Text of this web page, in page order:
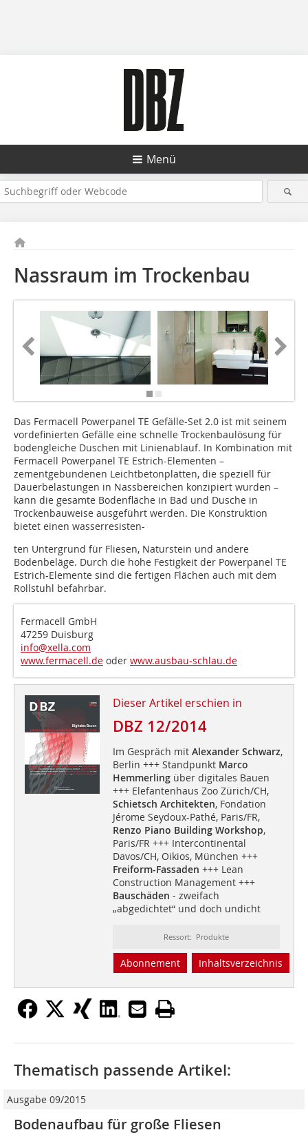
Menü
Nassraum im Trockenbau
Das Fermacell Powerpanel TE Gefälle-Set 2.0 ist mit seinem
vordefinierten Gefälle eine schnelle Trockenbaulösung für
bodengleiche Duschen mit Linienablauf. In Kombination mit
Fermacell Powerpanel TE Estrich-Elementen –
zementgebundenen Leichtbetonplatten, die speziell für
Dauerbelastungen in Nassbereichen konzipiert wurden –
kann die gesamte Bodenfläche in Bad und Dusche in
Trockenbauweise ausgeführt werden. Die Konstruktion
bietet einen wasserresisten-
ten Untergrund für Fliesen, Naturstein und andere
Bodenbeläge. Durch die hohe Festigkeit der Powerpanel TE
Estrich-Elemente sind die fertigen Flächen auch mit dem
Rollstuhl befahrbar.
Fermacell GmbH
47259 Duisburg
info@xella.com
www.fermacell.de oder www.ausbau-schlau.de
Dieser Artikel erschien in
DBZ 12/2014
Im Gespräch mit Alexander Schwarz,
Berlin +++ Standpunkt Marco
Hemmerlingüber digitales Bauen
+++ Elefantenhaus Zoo Zürich/CH,
Schietsch Architekten, Fondation
Jérome Seydoux-Pathé, Paris/FR,
Renzo Piano Building Workshop,
Paris/FR +++ Intercontinental
Davos/CH, Oikios, München +++
Freiform-Fassaden +++ Lean
Construction Management +++
Bauschäden - zweifach
„abgedichtet“ und doch undicht
Ressort: Produkte
Abonnement Inhaltsverzeichnis
Thematisch passende Artikel:
Ausgabe 09/2015
Bodenaufbau für große Fliesen